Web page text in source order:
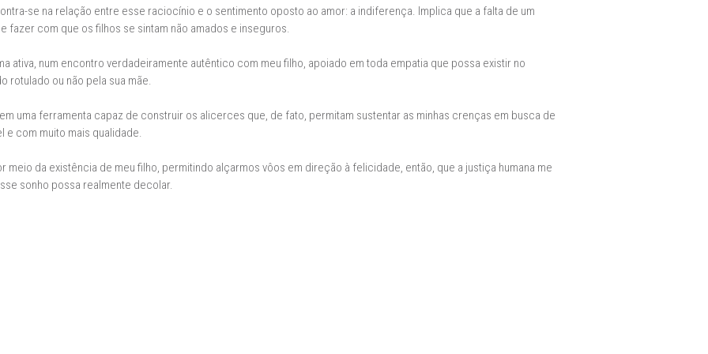
se na relação entre esse raciocínio e o sentimento oposto ao amor: a indiferença. Implica que a falta de um
com que os filhos se sintam não amados e inseguros.
ativa, num encontro verdadeiramente autêntico com meu filho, apoiado em toda empatia que possa existir no
rotulado ou não pela sua mãe.
uma ferramenta capaz de construir os alicerces que, de fato, permitam sustentar as minhas crenças em busca de
e com muito mais qualidade.
meio da existência de meu filho, permitindo alçarmos vôos em direção à felicidade, então, que a justiça humana me
sonho possa realmente decolar.